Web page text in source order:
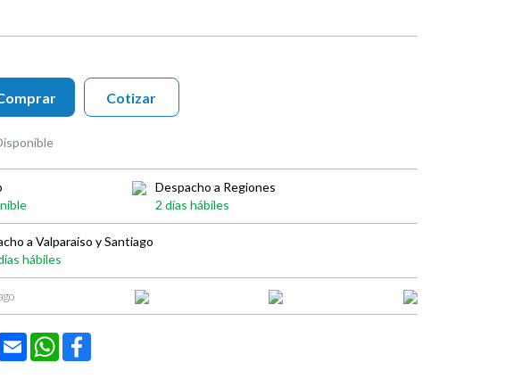
Cotizar
Despacho a Regiones
2 días hábiles
a Valparaíso y Santiago
hábiles
Email WhatsApp